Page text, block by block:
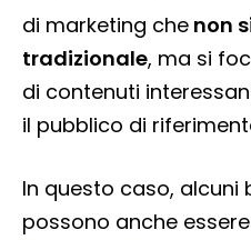
di marketing che non
tradizionale, ma si
di contenuti
il pubblico di
In questo caso, alcuni
possono anche